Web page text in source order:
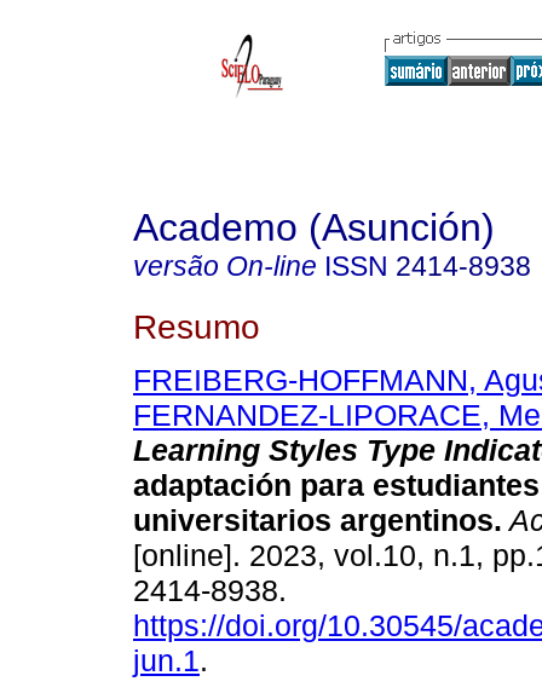
Academo (Asunción)
versão On-line ISSN 2414-8938
Resumo
FREIBERG-HOFFMANN,
FERNANDEZ-LIPORACE,
Learning Styles Type
adaptación para
universitarios argentinos.
[online]. 2023, vol.10, n.1,
2414-8938.
https://doi.org/10.30545/
jun.1.